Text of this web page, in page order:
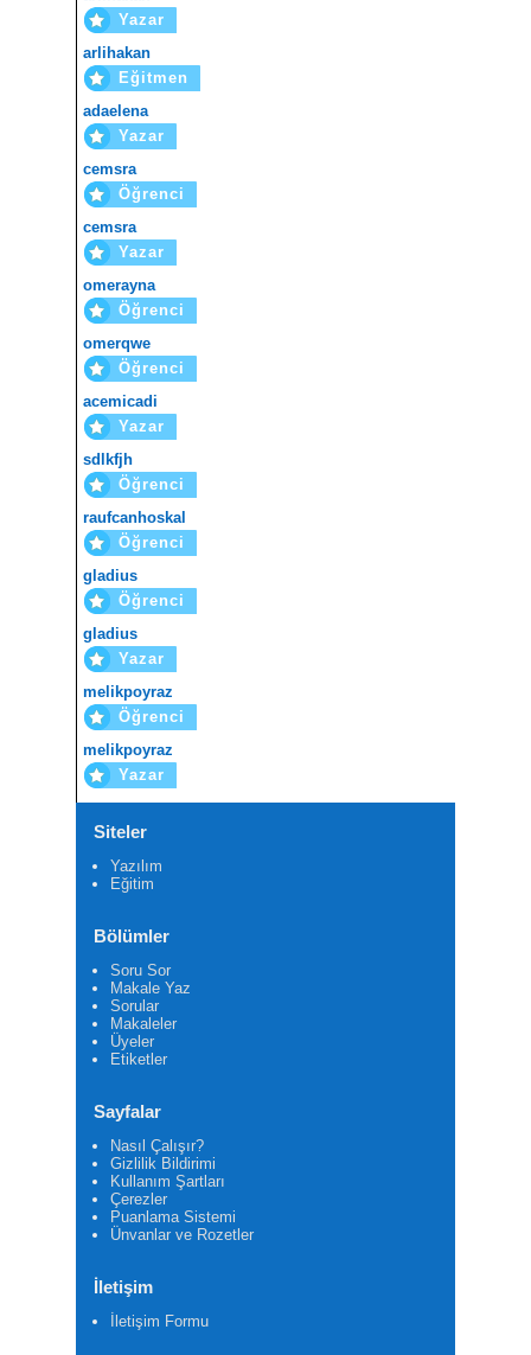
Yazar
arlihakan
Eğitmen
adaelena
Yazar
cemsra
Öğrenci
cemsra
Yazar
omerayna
Öğrenci
omerqwe
Öğrenci
acemicadi
Yazar
sdlkfjh
Öğrenci
raufcanhoskal
Öğrenci
gladius
Öğrenci
gladius
Yazar
melikpoyraz
Öğrenci
melikpoyraz
Yazar
Siteler
Yazılım
Eğitim
Bölümler
Soru Sor
Makale Yaz
Sorular
Makaleler
Üyeler
Etiketler
Sayfalar
Nasıl Çalışır?
Gizlilik Bildirimi
Kullanım Şartları
Çerezler
Puanlama Sistemi
Ünvanlar ve Rozetler
İletişim
İletişim Formu